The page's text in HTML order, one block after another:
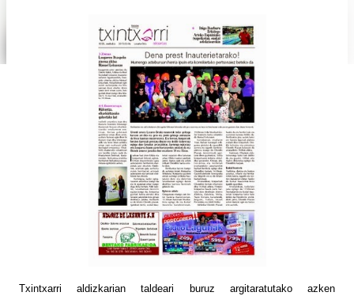
Txintxarri aldizkarian taldeari buruz argitaratutako azken